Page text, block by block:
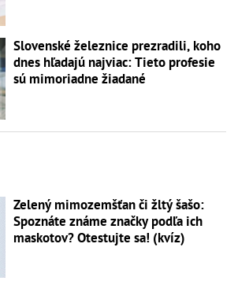
Slovenské železnice prezradili, koho
dnes hľadajú najviac: Tieto profesie
sú mimoriadne žiadané
Zelený mimozemšťan či žltý šašo:
Spoznáte známe značky podľa ich
maskotov? Otestujte sa! (kvíz)